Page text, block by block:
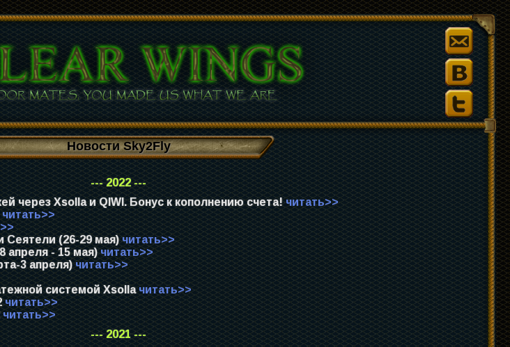
Новости Sky2Fly
--- 2022 ---
через Xsolla и QIWI. Бонус к кополнению счета! читать>>
читать>>
Сеятели (26-29 мая) читать>>
апреля - 15 мая) читать>>
3 апреля) читать>>
системой Xsolla читать>>
читать>>
читать>>
--- 2021 ---